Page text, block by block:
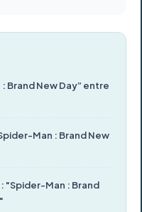
Brand New Day” entre
Man : Brand New
"Spider-Man : Brand